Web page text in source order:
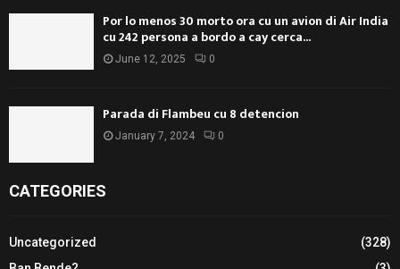
Por lo menos 30 morto ora cu un avion di Air India
cu 242 persona a bordo a cay cerca...
June 12, 2025 0
Parada di Flambeu cu 8 detencion
January 7, 2024 0
CATEGORIES
Uncategorized
(328)